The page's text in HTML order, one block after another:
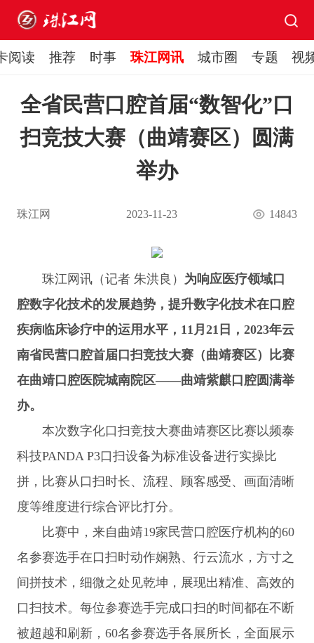
阅读 推荐 时事 珠江网讯 城市圈 专题 视
全省民营口腔首届“数智化”口
扫竞技大赛（曲靖赛区）圆满
举办
珠江网 2023-11-23 14843
珠江网讯（记者 朱洪良） 为响应医疗领域口
腔数字化技术的发展趋势，提升数字化技术在口腔
疾病临床诊疗中的运用水平，11月21日，2023年云
南省民营口腔首届口扫竞技大赛（曲靖赛区）比赛
在曲靖口腔医院城南院区——曲靖紫麒口腔圆满举
办。
本次数字化口扫竞技大赛曲靖赛区比赛以频泰
科技PANDA P3口扫设备为标准设备进行实操比
拼，比赛从口扫时长、流程、顾客感受、画面清晰
度等维度进行综合评比打分。
比赛中，来自曲靖19家民营口腔医疗机构的60
名参赛选手在口扫时动作娴熟、行云流水，方寸之
间拼技术，细微之处见乾坤，展现出精准、高效的
口扫技术。每位参赛选手完成口扫的时间都在不断
被超越和刷新，60名参赛选手各展所长，全面展示